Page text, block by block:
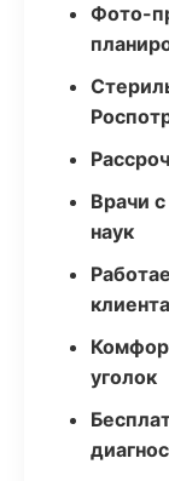
Фото-
Врачи
наук
уголок